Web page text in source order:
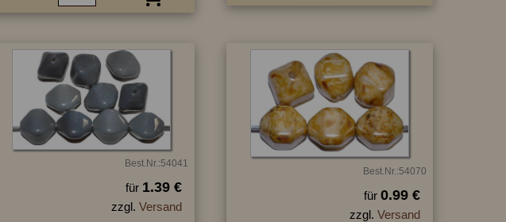
Best.Nr.:54041
für 1.39 €
zzgl. Versand
Best.Nr.:54070
für 0.99 €
zzgl. Versand